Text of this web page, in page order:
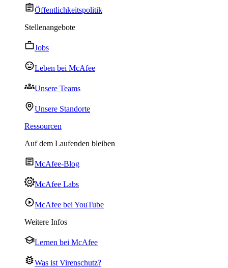
Öffentlichkeitspolitik
Stellenangebote
Jobs
Leben bei McAfee
Unsere Teams
Unsere Standorte
Ressourcen
Auf dem Laufenden bleiben
McAfee-Blog
McAfee Labs
McAfee bei YouTube
Weitere Infos
Lernen bei McAfee
Was ist Virenschutz?